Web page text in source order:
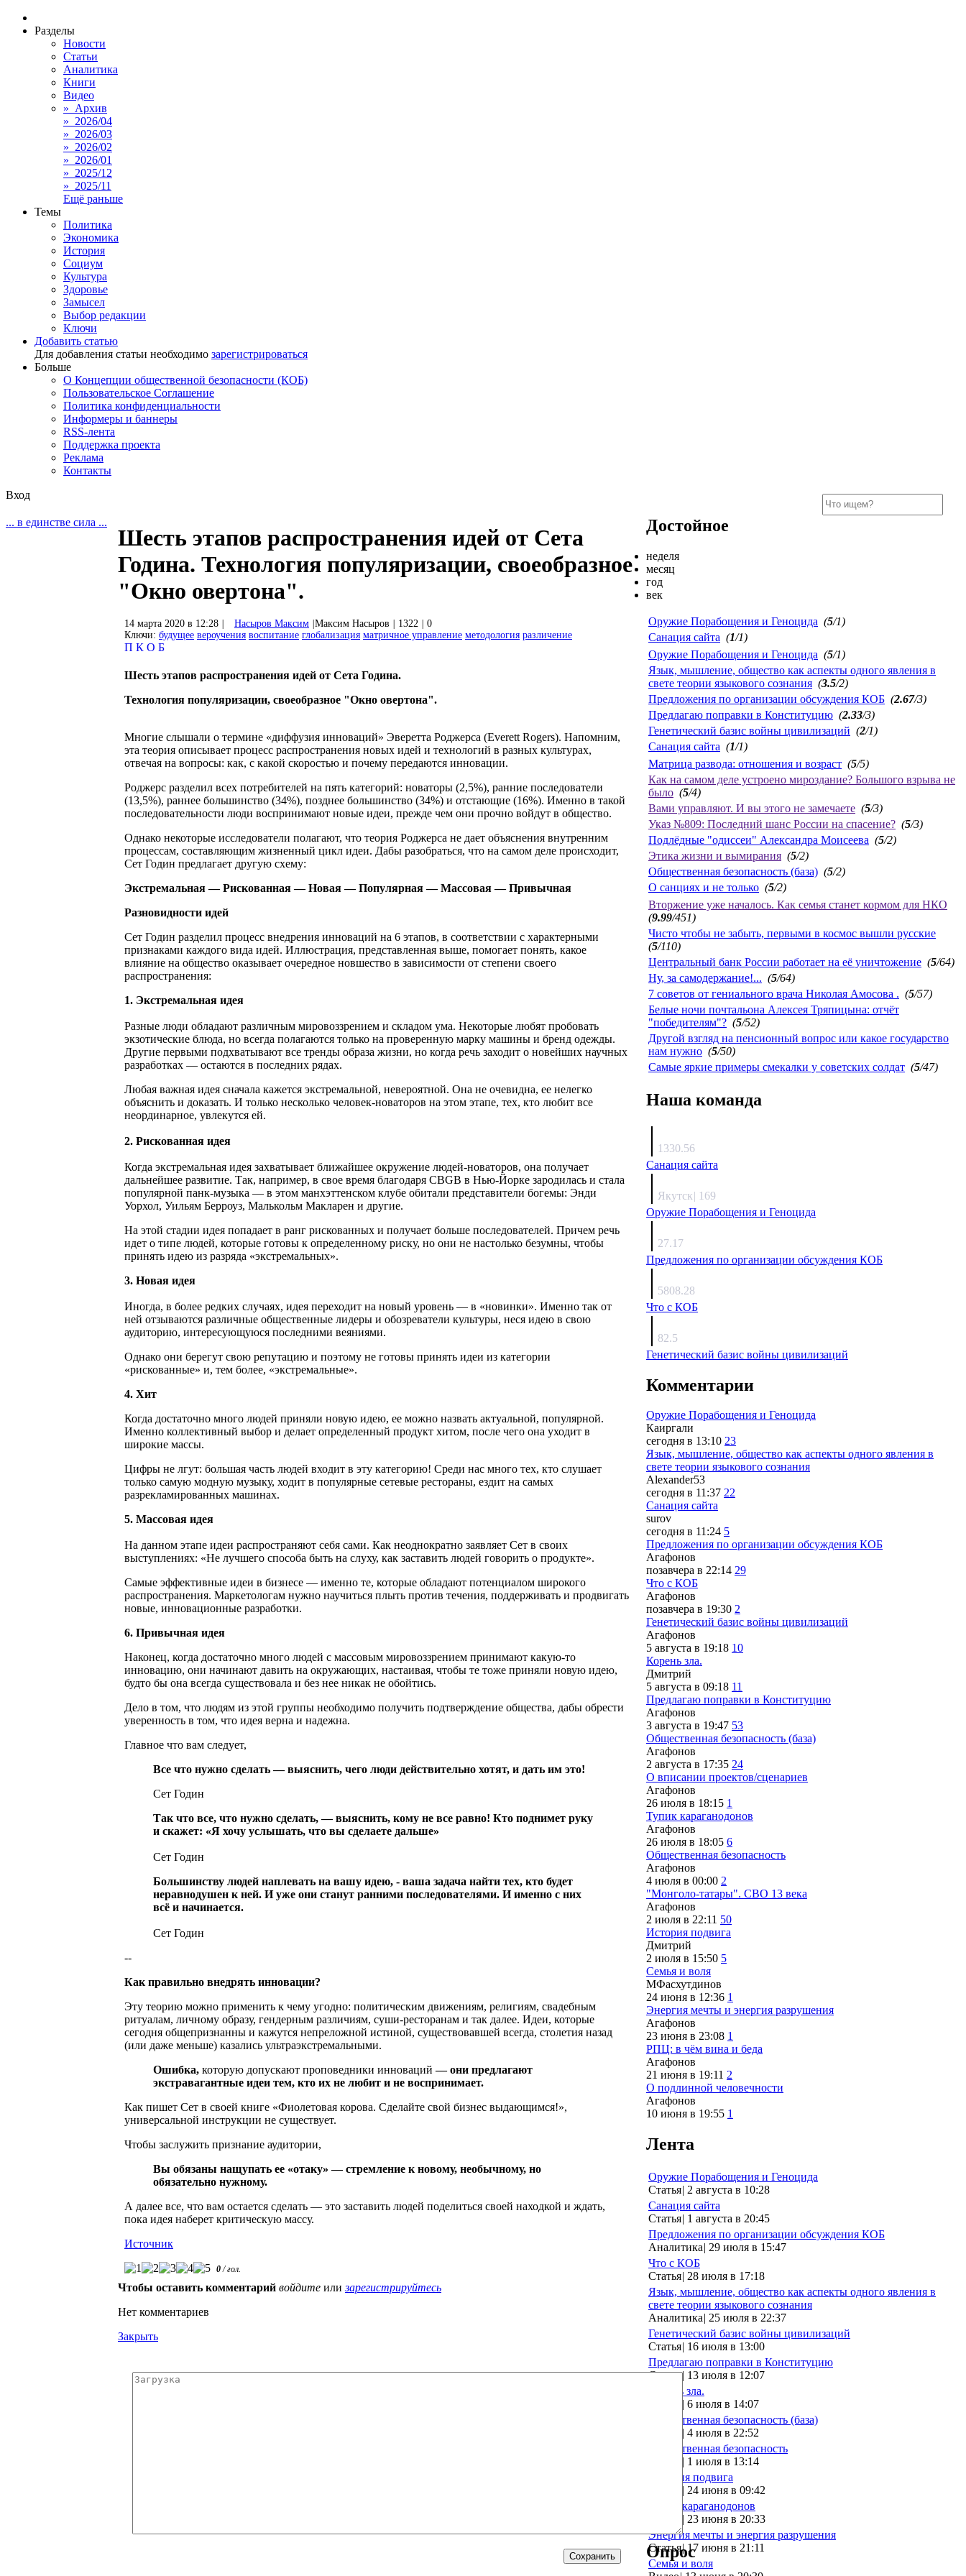
Разделы
Новости
Статьи
Аналитика
Книги
Видео
» Архив
» 2026/04
» 2026/03
» 2026/02
» 2026/01
» 2025/12
» 2025/11
Ещё раньше
Темы
Политика
Экономика
История
Социум
Культура
Здоровье
Замысел
Выбор редакции
Ключи
Добавить статью
Для добавления статьи необходимо зарегистрироваться
Больше
О Концепции общественной безопасности (КОБ)
Пользовательское Соглашение
Политика конфиденциальности
Информеры и баннеры
RSS-лента
Поддержка проекта
Реклама
Контакты
Вход
... в единстве сила ...
Шесть этапов распространения идей от Сета
Година. Технология популяризации, своеобразное
"Окно овертона".
14 марта 2020 в 12:28 Насыров Максим Максим Насыров 1322
0
Ключи: будущее вероучения воспитание глобализация матричное управление методология различение
П К О Б
Шесть этапов распространения идей от Сета Година.
Технология популяризации, своеобразное "Окно овертона".
Многие слышали о термине «диффузия инноваций» Эверетта Роджерса (Everett Rogers). Напомним,
эта теория описывает процесс распространения новых идей и технологий в разных культурах,
отвечая на вопросы: как, с какой скоростью и почему передаются инновации.
Роджерс разделил всех потребителей на пять категорий: новаторы (2,5%), ранние последователи
(13,5%), раннее большинство (34%), позднее большинство (34%) и отстающие (16%). Именно в такой
последовательности люди воспринимают новые идеи, прежде чем они прочно войдут в общество.
Однако некоторые исследователи полагают, что теория Роджерса не дает объяснения внутренним
процессам, составляющим жизненный цикл идеи. Дабы разобраться, что на самом деле происходит,
Сет Годин предлагает другую схему:
Экстремальная — Рискованная — Новая — Популярная — Массовая — Привычная
Разновидности идей
Сет Годин разделил процесс внедрения инноваций на 6 этапов, в соответствии с характерными
признаками каждого вида идей. Иллюстрация, представленная выше, помогает понять, какое
влияние на общество оказывает очередное новшество в зависимости от степени своего
распространения:
1. Экстремальная идея
Разные люди обладают различным мировоззрением и складом ума. Некоторые любят пробовать
экзотические блюда, но всегда полагаются только на проверенную марку машины и бренд одежды.
Другие первыми подхватывают все тренды образа жизни, но когда речь заходит о новейших научных
разработках — остаются в последних рядах.
Любая важная идея сначала кажется экстремальной, невероятной. Она не очевидна, ее нелегко
объяснить и доказать. И только несколько человек-новаторов на этом этапе, тех, кто любит все
неординарное, увлекутся ей.
2. Рискованная идея
Когда экстремальная идея захватывает ближайшее окружение людей-новаторов, она получает
дальнейшее развитие. Так, например, в свое время благодаря CBGB в Нью-Йорке зародилась и стала
популярной панк-музыка — в этом манхэттенском клубе обитали представители богемы: Энди
Уорхол, Уильям Берроуз, Малькольм Макларен и другие.
На этой стадии идея попадает в ранг рискованных и получает больше последователей. Причем речь
идет о типе людей, которые готовы к определенному риску, но они не настолько безумны, чтобы
принять идею из разряда «экстремальных».
3. Новая идея
Иногда, в более редких случаях, идея переходит на новый уровень — в «новинки». Именно так от
ней отзываются различные общественные лидеры и обозреватели культуры, неся идею в свою
аудиторию, интересующуюся последними веяниями.
Однако они берегут свою репутацию и поэтому не готовы принять идеи из категории
«рискованные» и, тем более, «экстремальные».
4. Хит
Когда достаточно много людей приняли новую идею, ее можно назвать актуальной, популярной.
Именно коллективный выбор и делает определенный продукт хитом, после чего она уходит в
широкие массы.
Цифры не лгут: большая часть людей входит в эту категорию! Среди нас много тех, кто слушает
только самую модную музыку, ходит в популярные сетевые рестораны, ездит на самых
разрекламированных машинах.
5. Массовая идея
На данном этапе идеи распространяют себя сами. Как неоднократно заявляет Сет в своих
выступлениях: «Не лучшего способа быть на слуху, как заставить людей говорить о продукте».
Самые эффективные идеи в бизнесе — именно те, которые обладают потенциалом широкого
распространения. Маркетологам нужно научиться плыть против течения, поддерживать и продвигать
новые, инновационные разработки.
6. Привычная идея
Наконец, когда достаточно много людей с массовым мировоззрением принимают какую-то
инновацию, они начинают давить на окружающих, настаивая, чтобы те тоже приняли новую идею,
будто бы она всегда существовала и без нее никак не обойтись.
Дело в том, что людям из этой группы необходимо получить подтверждение общества, дабы обрести
уверенность в том, что идея верна и надежна.
Главное что вам следует,
Все что нужно сделать — выяснить, чего люди действительно хотят, и дать им это!
Сет Годин
Так что все, что нужно сделать, — выяснить, кому не все равно! Кто поднимет руку
и скажет: «Я хочу услышать, что вы сделаете дальше»
Сет Годин
Большинству людей наплевать на вашу идею, - ваша задача найти тех, кто будет
неравнодушен к ней. И уже они станут ранними последователями. И именно с них
всё и начинается.
Сет Годин
--
Как правильно внедрять инновации?
Эту теорию можно применить к чему угодно: политическим движениям, религиям, свадебным
ритуалам, личному образу, гендерным различиям, суши-ресторанам и так далее. Идеи, которые
сегодня общепризнанны и кажутся непреложной истиной, существовавшей всегда, столетия назад
(или даже меньше) казались ультраэкстремальными.
Ошибка, которую допускают проповедники инноваций — они предлагают
экстравагантные идеи тем, кто их не любит и не воспринимает.
Как пишет Сет в своей книге «Фиолетовая корова. Сделайте свой бизнес выдающимся!»,
универсальной инструкции не существует.
Чтобы заслужить признание аудитории,
Вы обязаны нащупать ее «отаку» — стремление к новому, необычному, но
обязательно нужному.
А далее все, что вам остается сделать — это заставить людей поделиться своей находкой и ждать,
пока идея наберет критическую массу.
Источник
0/гол.
Чтобы оставить комментарий войдите илизарегистрируйтесь
Нет комментариев
Закрыть
Достойное
неделя
месяц
год
век
Оружие Порабощения и Геноцида (5/1)
Санация сайта (1/1)
Оружие Порабощения и Геноцида (5/1)
Язык, мышление, общество как аспекты одного явления в
свете теории языкового сознания (3.5/2)
Предложения по организации обсуждения КОБ (2.67/3)
Предлагаю поправки в Конституцию (2.33/3)
Генетический базис войны цивилизаций (2/1)
Санация сайта (1/1)
Матрица развода: отношения и возраст (5/5)
Как на самом деле устроено мироздание? Большого взрыва не
было (5/4)
Вами управляют. И вы этого не замечаете (5/3)
Указ №809: Последний шанс России на спасение? (5/3)
Подлёдные "одиссеи" Александра Моисеева (5/2)
Этика жизни и вымирания (5/2)
Общественная безопасность (база) (5/2)
О санциях и не только (5/2)
Вторжение уже началось. Как семья станет кормом для НКО
(9.99/451)
Чисто чтобы не забыть, первыми в космос вышли русские
(5/110)
Центральный банк России работает на её уничтожение (5/64)
Ну, за самодержание!... (5/64)
7 советов от гениального врача Николая Амосова . (5/57)
Белые ночи почтальона Алексея Тряпицына: отчёт
"победителям"? (5/52)
Другой взгляд на пенсионный вопрос или какое государство
нам нужно (5/50)
Самые яркие примеры смекалки у советских солдат (5/47)
Наша команда
1330.56
Санация сайта
Якутск| 169
Оружие Порабощения и Геноцида
27.17
Предложения по организации обсуждения КОБ
5808.28
Что с КОБ
82.5
Генетический базис войны цивилизаций
Комментарии
Оружие Порабощения и Геноцида
Каиргали
сегодня в 13:10 23
Язык, мышление, общество как аспекты одного явления в
свете теории языкового сознания
Alexander53
сегодня в 11:37 22
Санация сайта
surov
сегодня в 11:24 5
Предложения по организации обсуждения КОБ
Агафонов
позавчера в 22:14 29
Что с КОБ
Агафонов
позавчера в 19:30 2
Генетический базис войны цивилизаций
Агафонов
5 августа в 19:18 10
Корень зла.
Дмитрий
5 августа в 09:18 11
Предлагаю поправки в Конституцию
Агафонов
3 августа в 19:47 53
Общественная безопасность (база)
Агафонов
2 августа в 17:35 24
О вписании проектов/сценариев
Агафонов
26 июля в 18:15 1
Тупик караганодонов
Агафонов
26 июля в 18:05 6
Общественная безопасность
Агафонов
4 июля в 00:00 2
"Монголо-татары". СВО 13 века
Агафонов
2 июля в 22:11 50
История подвига
Дмитрий
2 июля в 15:50 5
Семья и воля
МФасхутдинов
24 июня в 12:36 1
Энергия мечты и энергия разрушения
Агафонов
23 июня в 23:08 1
РПЦ: в чём вина и беда
Агафонов
21 июня в 19:11 2
О подлинной человечности
Агафонов
10 июня в 19:55 1
Лента
Оружие Порабощения и Геноцида
Статья| 2 августа в 10:28
Санация сайта
Статья| 1 августа в 20:45
Предложения по организации обсуждения КОБ
Аналитика| 29 июля в 15:47
Что с КОБ
Статья| 28 июля в 17:18
Язык, мышление, общество как аспекты одного явления в
свете теории языкового сознания
Аналитика| 25 июля в 22:37
Генетический базис войны цивилизаций
Статья| 16 июля в 13:00
Предлагаю поправки в Конституцию
Статья| 13 июля в 12:07
Корень зла.
| 6 июля в 14:07
Общественная безопасность (база)
| 4 июля в 22:52
Общественная безопасность
| 1 июля в 13:14
История подвига
| 24 июня в 09:42
Тупик караганодонов
| 23 июня в 20:33
Энергия мечты и энергия разрушения
Статья| 17 июня в 21:11
Семья и воля
Опрос